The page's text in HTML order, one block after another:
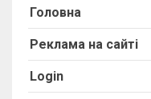
Головна
Реклама на сайті
Login